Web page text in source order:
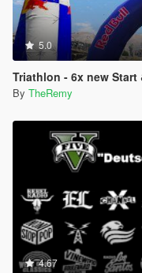
5.0
Triathlon - 6x new Start &
By TheRemy
4.67